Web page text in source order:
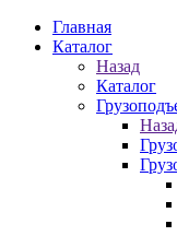
Главная
Каталог
Назад
Каталог